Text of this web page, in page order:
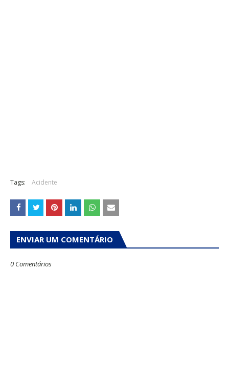
Tags: Acidente
ENVIAR UM COMENTÁRIO
0 Comentários